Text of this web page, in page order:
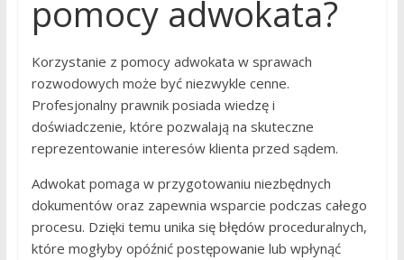
pomocy adwokata?
Korzystanie z pomocy adwokata w sprawach
rozwodowych może być niezwykle cenne.
Profesjonalny prawnik posiada wiedzę i
doświadczenie, które pozwalają na skuteczne
reprezentowanie interesów klienta przed sądem.
Adwokat pomaga w przygotowaniu niezbędnych
dokumentów oraz zapewnia wsparcie podczas całego
procesu. Dzięki temu unika się błędów proceduralnych,
które mogłyby opóźnić postępowanie lub wpłynąć